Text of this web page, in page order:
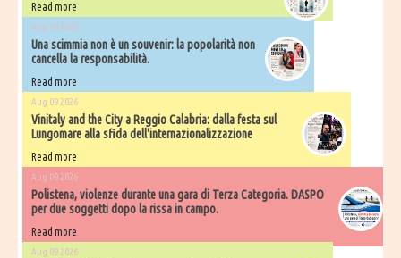
Read more
Aug 09 2026
Una scimmia non è un souvenir: la popolarità non
cancella la responsabilità.
Read more
Aug 09 2026
Vinitaly and the City a Reggio Calabria: dalla festa sul
Lungomare alla sfida dell'internazionalizzazione
Read more
Aug 09 2026
Polistena, violenze durante una gara di Terza Categoria. DASPO
per due soggetti dopo la rissa in campo.
Read more
Aug 09 2026